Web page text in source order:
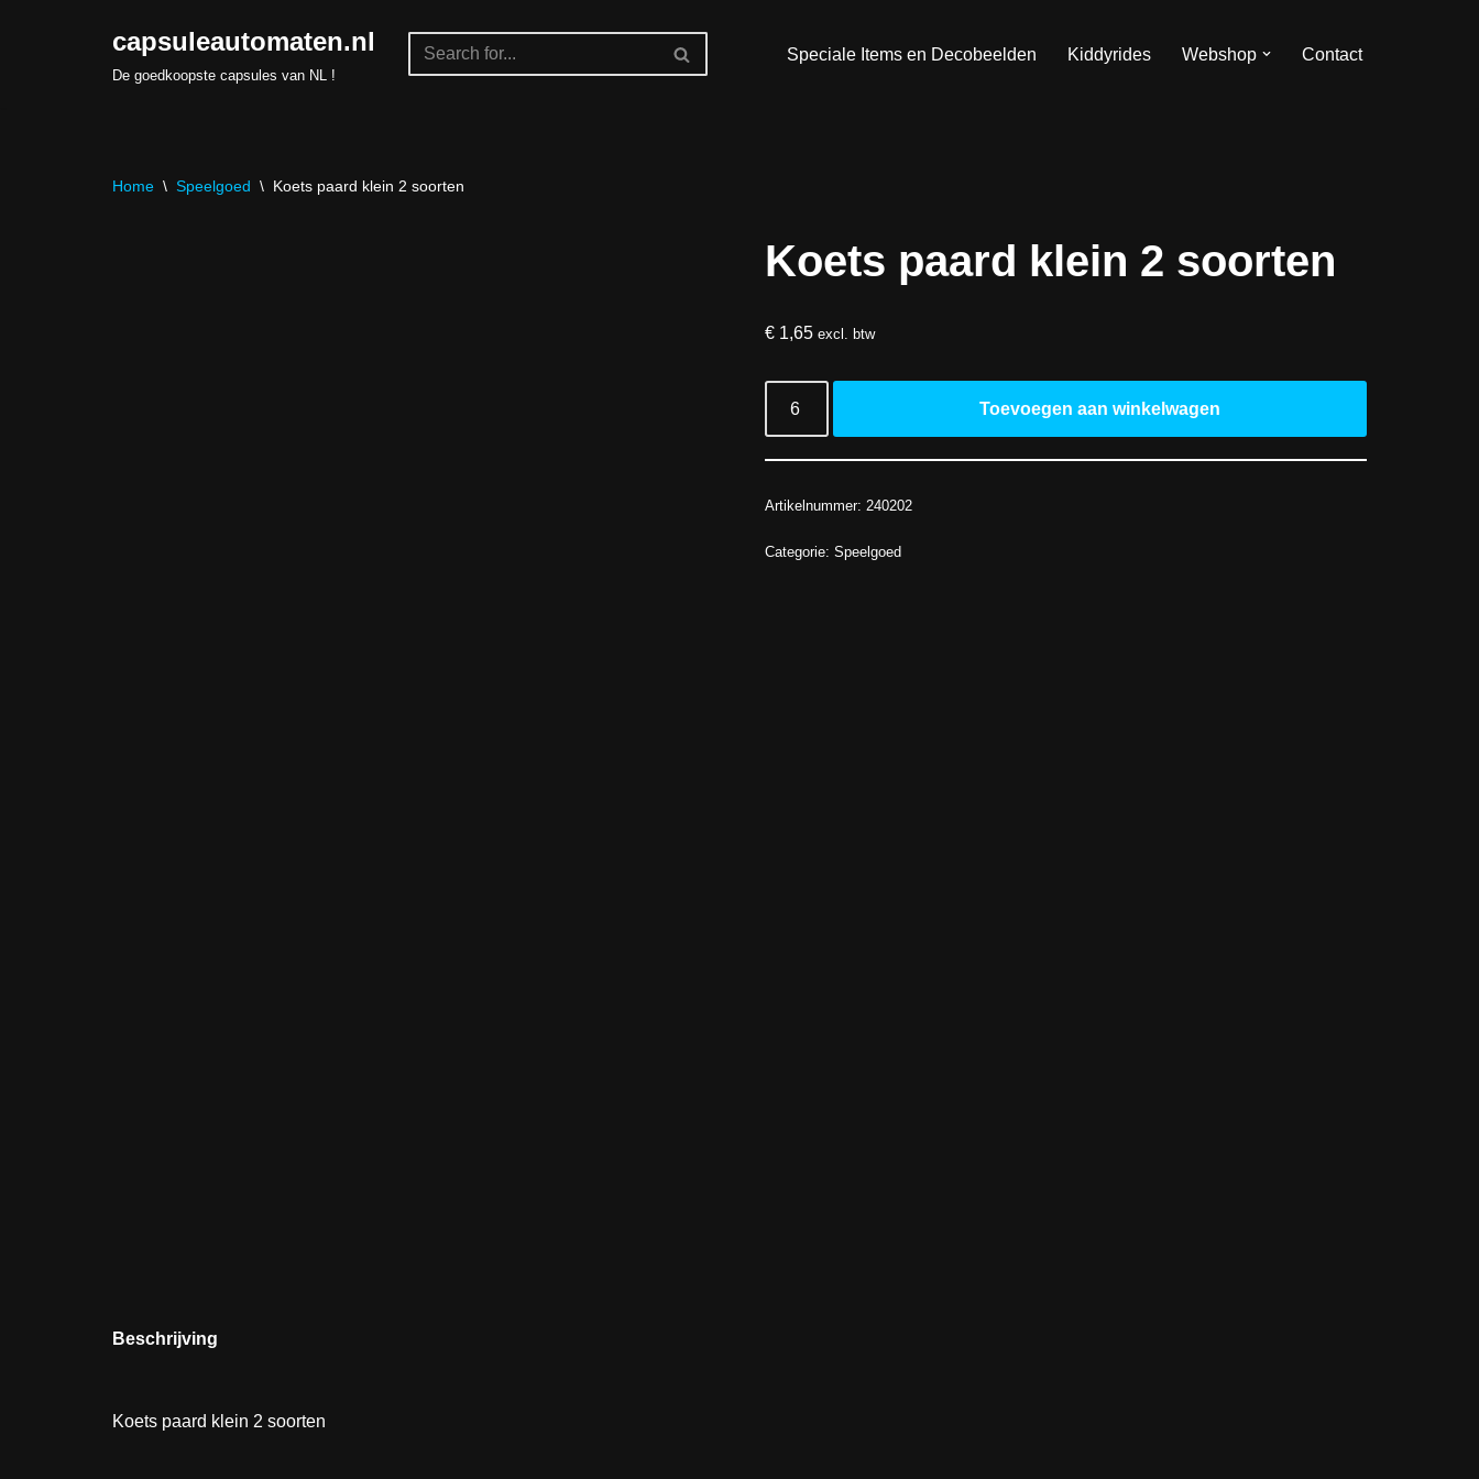
capsuleautomaten.nl
De goedkoopste capsules van NL !
Speciale Items en Decobeelden Kiddyrides Webshop Contact
Home \ Speelgoed \ Koets paard klein 2 soorten
Koets paard klein 2 soorten
€1,65 excl. btw
Toevoegen aan winkelwagen
Artikelnummer: 240202
Categorie: Speelgoed
Beschrijving
Koets paard klein 2 soorten